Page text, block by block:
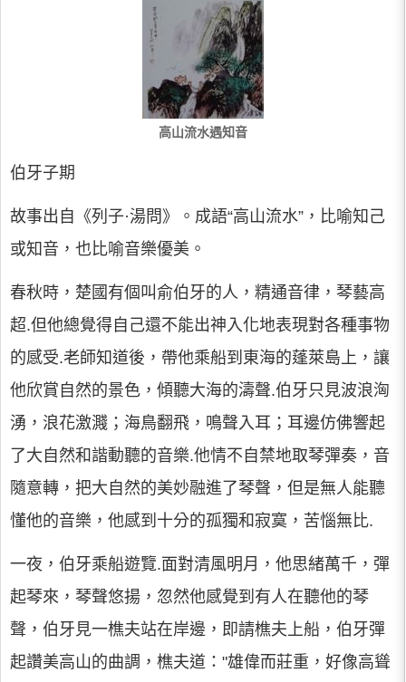
高山流水遇知音
伯牙子期
故事出自《列子·湯問》。成語“高山流水”，比喻知己
或知音，也比喻音樂優美。
春秋時，楚國有個叫俞伯牙的人，精通音律，琴藝高
超.但他總覺得自己還不能出神入化地表現對各種事物
的感受.老師知道後，帶他乘船到東海的蓬萊島上，讓
他欣賞自然的景色，傾聽大海的濤聲.伯牙只見波浪洶
湧，浪花激濺；海鳥翻飛，鳴聲入耳；耳邊仿佛響起
了大自然和諧動聽的音樂.他情不自禁地取琴彈奏，音
隨意轉，把大自然的美妙融進了琴聲，但是無人能聽
懂他的音樂，他感到十分的孤獨和寂寞，苦惱無比.
一夜，伯牙乘船遊覽.面對清風明月，他思緒萬千，彈
起琴來，琴聲悠揚，忽然他感覺到有人在聽他的琴
聲，伯牙見一樵夫站在岸邊，即請樵夫上船，伯牙彈
起讚美高山的曲調，樵夫道："雄偉而莊重，好像高聳